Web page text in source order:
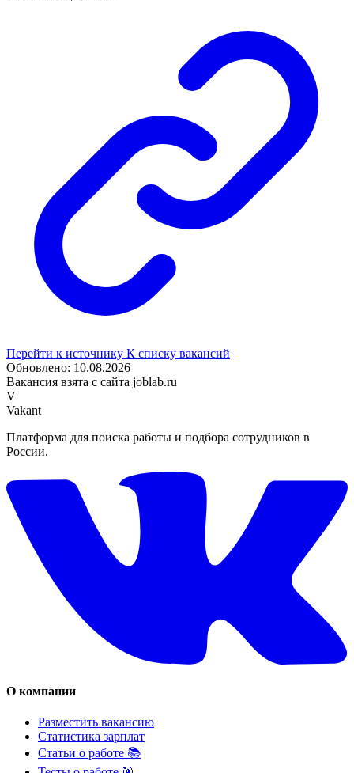
Перейти к источнику К списку вакансий
Обновлено: 10.08.2026
Вакансия взята с сайта joblab.ru
V
Vakant
Платформа для поиска работы и подбора сотрудников в
России.
О компании
Разместить вакансию
Статистика зарплат
Статьи о работе 📚